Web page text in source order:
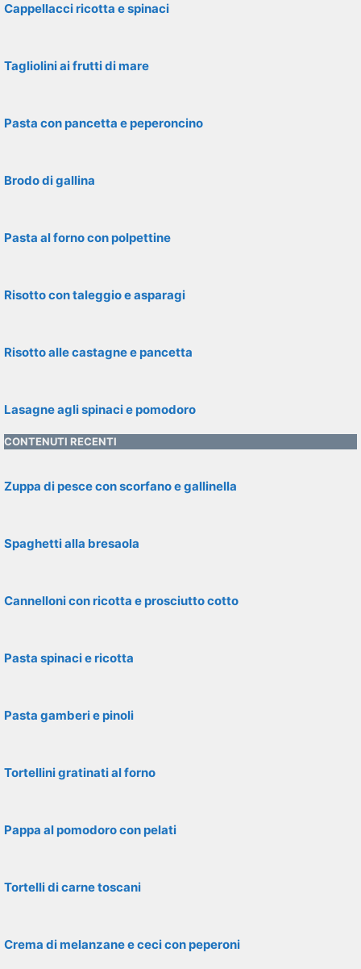
Cappellacci ricotta e spinaci
Tagliolini ai frutti di mare
Pasta con pancetta e peperoncino
Brodo di gallina
Pasta al forno con polpettine
Risotto con taleggio e asparagi
Risotto alle castagne e pancetta
Lasagne agli spinaci e pomodoro
CONTENUTI RECENTI
Zuppa di pesce con scorfano e gallinella
Spaghetti alla bresaola
Cannelloni con ricotta e prosciutto cotto
Pasta spinaci e ricotta
Pasta gamberi e pinoli
Tortellini gratinati al forno
Pappa al pomodoro con pelati
Tortelli di carne toscani
Crema di melanzane e ceci con peperoni